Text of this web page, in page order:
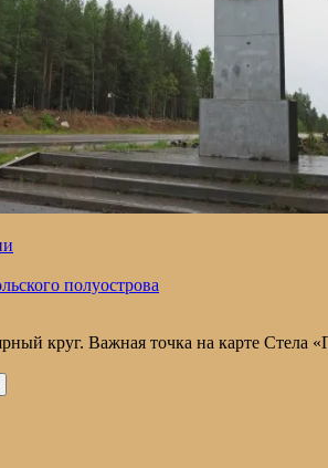
полуострова
круг. Важная точка на карте Стела